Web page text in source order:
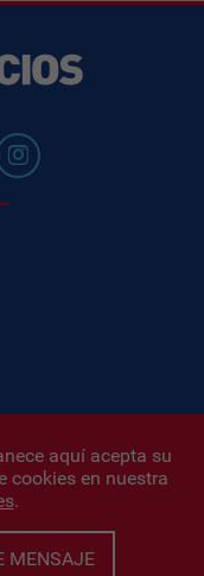
· CUIT: 30710438486 |
personales
y conPolíticas de
aquí acepta su
cookies en nuestra
.
MENSAJE